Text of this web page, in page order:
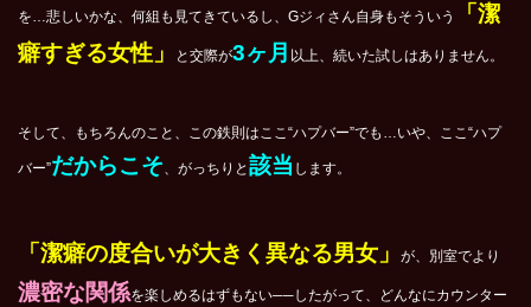
を…悲しいかな、何組も見てきているし、Gジィさん自身もそういう
「潔
癖すぎる女性」
と交際が3ヶ月 以上、続いた試しはありません。
そして、もちろんのこと、この鉄則はここ“ハプバー”でも…いや、ここ“ハプ
バー”だからこそ、がっちりと該当 します。
「潔癖の度合いが大きく異なる男女」 が、別室でより
濃密な関係を楽しめるはずもない──したがって、どんなにカウンター